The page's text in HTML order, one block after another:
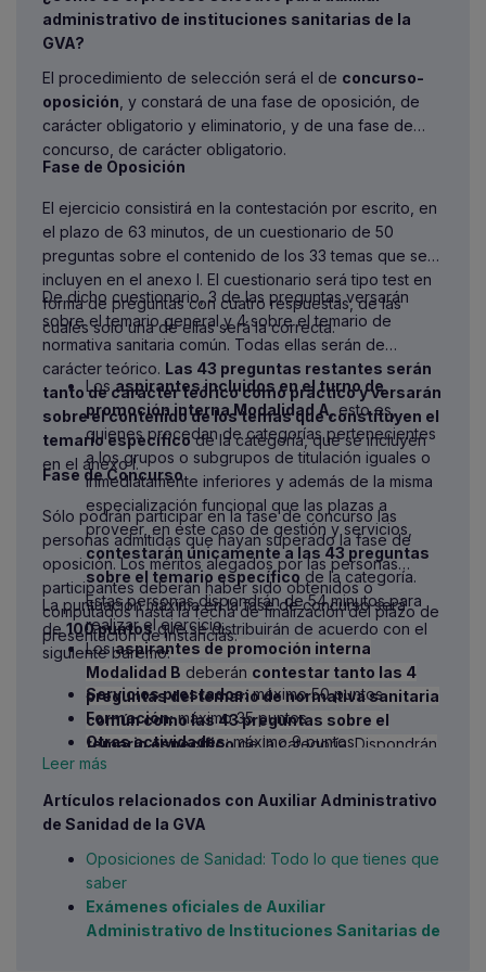
Tener el título de Graduado en Educación
psíquicas que sean necesarias para el
desempeño de las correspondientes funciones o
tareas.
No hallarse inhabilitado para el ejercicio de las
funciones públicas.
No haber sido separado mediante expediente
disciplinario de cualquier Administración Pública.
No estar inhabilitado absoluto o especial para
empleos o cargos públicos por resolución
judicial.
Podrán optar al turno de personas con
diversidad funcional aquellas personas
aspirantes, que cumpliendo los requisitos
anteriores, posean una diversidad funcional de
grado igual o superior al 33%.
administrativo de instituciones sanitarias de la
GVA?
El procedimiento de selección será el de concurso-
oposición , y constará de una fase de oposición, de
carácter obligatorio y eliminatorio, y de una fase de
concurso, de carácter obligatorio.
Fase de Oposición
El ejercicio consistirá en la contestación por escrito, en
el plazo de 63 minutos, de un cuestionario de 50
preguntas sobre el contenido de los 33 temas que se
incluyen en el anexo I. El cuestionario será tipo test en
forma de preguntas con cuatro respuestas, de las
cuales solo una de ellas será la correcta.
De dicho cuestionario, 3 de las preguntas versarán
sobre el temario general y 4 sobre el temario de
normativa sanitaria común. Todas ellas serán de
carácter teórico. Las 43 preguntas restantes serán
tanto de carácter teórico como práctico y versarán
sobre el contenido de los temas que constituyen el
temario específicode la categoría, que se incluyen
en el anexo I.
Losaspirantes incluidos en el turno de
promoción interna Modalidad A, esto es,
quienes procedan de categorías pertenecientes
a los grupos o subgrupos de titulación iguales o
inmediatamente inferiores y además de la misma
especialización funcional que las plazas a
proveer, en este caso de gestión y servicios,
contestarán únicamente a las 43 preguntas
sobre el temario específico de la categoría.
Estas personas dispondrán de 54 minutos para
realizar el ejercicio.
Losaspirantes de promoción interna
Modalidad B deberán contestar tanto las 4
preguntas del temario de normativa sanitaria
común como las 43 preguntas sobre el
temario específicode la categoría. Dispondrán
de 59 minutos para responder al total de las 47
preguntas.
Calificación:
interna Modalidad A, cada contestación
puntos. Se restará 1,163 puntos por cada
una de las respuestas incorrectas y se
Fase de Concurso
Sólo podrán participar en la fase de concurso las
personas admitidas que hayan superado la fase de
oposición. Los méritos alegados por las personas
participantes deberán haber sido obtenidos o
computados hasta la fecha de finalización del plazo de
presentación de instancias.
La puntuación máxima en la fase de concurso será
de100 puntosque se distribuirán de acuerdo con el
siguiente baremo:
Servicios prestados:máximo 50 puntos
Formación:máximo 35 puntos
Otras actividades: máximo 9 puntos
Conocimientos de valenciano:
Leer más
Artículos relacionados con Auxiliar Administrativo
de Sanidad de la GVA
Oposiciones de Sanidad: Todo lo que tienes que
saber
Exámenes oficiales de Auxiliar
Administrativo de Instituciones Sanitarias de